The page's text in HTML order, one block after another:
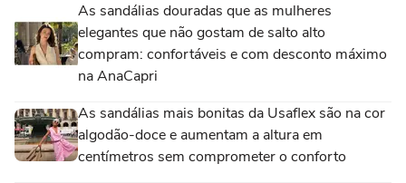
As sandálias douradas que as mulheres
elegantes que não gostam de salto alto
compram: confortáveis e com desconto máximo
na AnaCapri
As sandálias mais bonitas da Usaflex são na cor
algodão-doce e aumentam a altura em
centímetros sem comprometer o conforto